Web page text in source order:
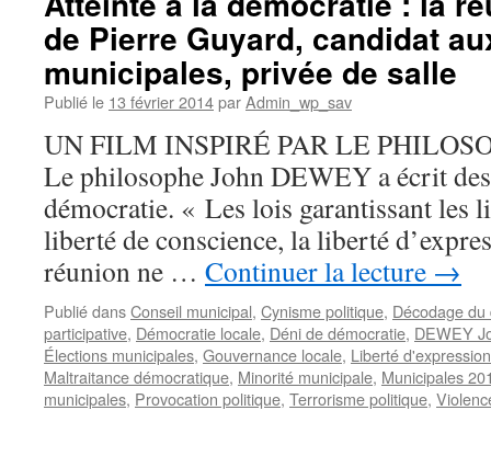
déficit
démocratique
des
conseils
communautaires.
Appel
pour
«
3e
tour
des
élections
»
de Pierre Guyard, candidat
municipales, privée de salle
Publié le 13 février 2014parAdmin_wp_sav
UN FILM INSPIRÉ PAR LE
Le philosophe John DEWEY a écrit
démocratie. « Les lois garantissant les
liberté de conscience, la liberté
réunion ne … Continuer la lecture →
Publié dansConseil municipal, Cynisme politique, Décodage
participative, Démocratie locale, Déni de démocratie, DEWEY
Élections municipales, Gouvernance locale, Liberté
Maltraitance démocratique, Minorité municipale, Municipales
municipales, Provocation politique, Terrorisme politique,